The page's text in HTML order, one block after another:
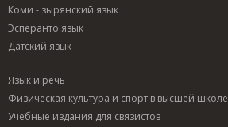
Коми - зырянский язык
Эсперанто язык
Датский язык
Язык и речь
Физическая культура и спорт в высшей школе
Учебные издания для связистов